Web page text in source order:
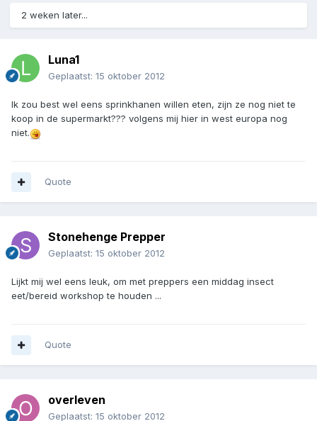
2 weken later...
Luna1
Geplaatst: 15 oktober 2012
Ik zou best wel eens sprinkhanen willen eten, zijn ze nog niet te
koop in de supermarkt??? volgens mij hier in west europa nog
niet.
Quote
Stonehenge Prepper
Geplaatst: 15 oktober 2012
Lijkt mij wel eens leuk, om met preppers een middag insect
eet/bereid workshop te houden ...
Quote
overleven
Geplaatst: 15 oktober 2012